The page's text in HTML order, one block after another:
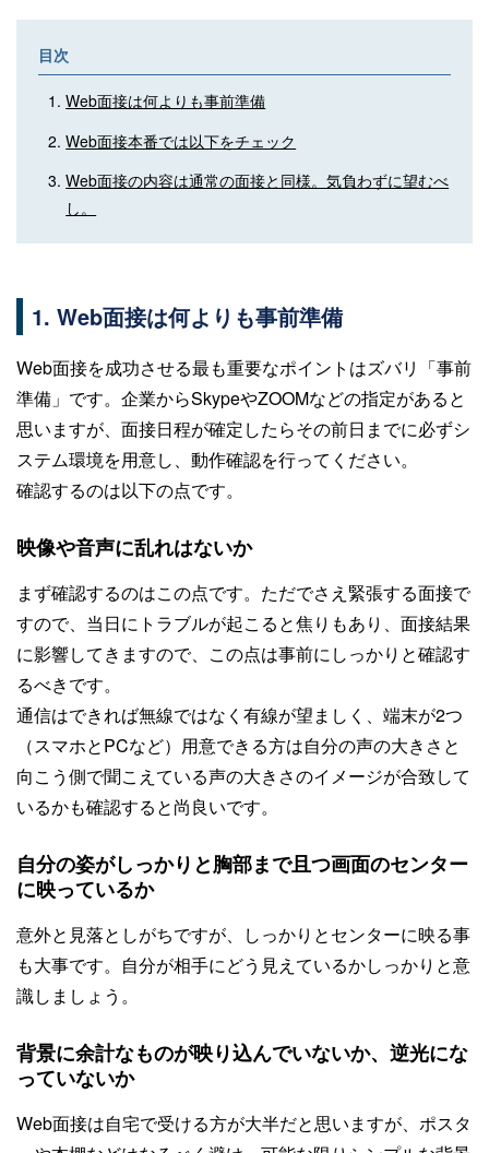
目次
Web面接は何よりも事前準備
Web面接本番では以下をチェック
Web面接の内容は通常の面接と同様。気負わずに望むべ
し。
1. Web面接は何よりも事前準備
Web面接を成功させる最も重要なポイントはズバリ「事前
準備」です。企業からSkypeやZOOMなどの指定があると
思いますが、面接日程が確定したらその前日までに必ずシ
ステム環境を用意し、動作確認を行ってください。
確認するのは以下の点です。
映像や音声に乱れはないか
まず確認するのはこの点です。ただでさえ緊張する面接で
すので、当日にトラブルが起こると焦りもあり、面接結果
に影響してきますので、この点は事前にしっかりと確認す
るべきです。
通信はできれば無線ではなく有線が望ましく、端末が2つ
（スマホとPCなど）用意できる方は自分の声の大きさと
向こう側で聞こえている声の大きさのイメージが合致して
いるかも確認すると尚良いです。
自分の姿がしっかりと胸部まで且つ画面のセンター
に映っているか
意外と見落としがちですが、しっかりとセンターに映る事
も大事です。自分が相手にどう見えているかしっかりと意
識しましょう。
背景に余計なものが映り込んでいないか、逆光にな
っていないか
Web面接は自宅で受ける方が大半だと思いますが、ポスタ